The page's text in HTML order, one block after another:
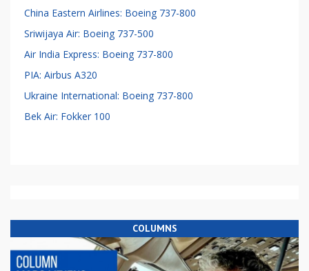
China Eastern Airlines: Boeing 737-800
Sriwijaya Air: Boeing 737-500
Air India Express: Boeing 737-800
PIA: Airbus A320
Ukraine International: Boeing 737-800
Bek Air: Fokker 100
COLUMNS